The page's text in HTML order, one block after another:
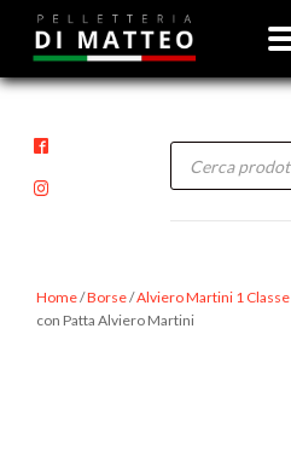
Products
search
Home/Borse/Alviero Martini 1 Classe
con Patta Alviero Martini